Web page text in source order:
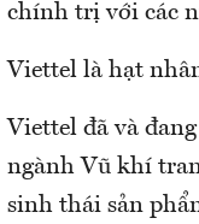
chính trị với các
Viettel là hạt
Viettel đã và
ngành Vũ khí
sinh thái sản